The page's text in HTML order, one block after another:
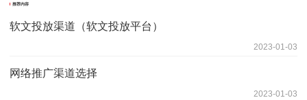
推荐内容
软文投放渠道（软文投放平台）
2023-01-03
网络推广渠道选择
2023-01-03